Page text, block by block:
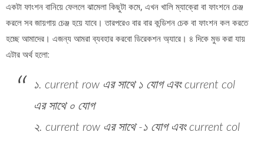
একটা ফাংশন বানিয়ে ফেললে ঝামেলা কিছুটা কমে, এখন খালি ম্যাক্রো বা ফাংশনে চেঞ্জ
করলে সব জায়গায় চেঞ্জ হয়ে যাবে। তারপরেও বার বার কন্ডিশন চেক বা ফাংশন কল করতে
হচ্ছে আমাদের। এজন্য আমরা ব্যবহার করবো ডিরেকশন অ্যারে। ৪ দিকে মুভ করা যায়
এটার অর্থ হলো:
১. current row এর সাথে ১ যোগ এবং current col
এর সাথে ০ যোগ
২. current row এর সাথে -১ যোগ এবং current col